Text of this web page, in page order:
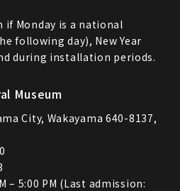
if Monday is a national
following day), New Year
during installation periods.
Museum
City, Wakayama 640-8137,
– 5:00 PM (Last admission: